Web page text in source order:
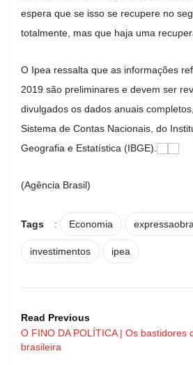
espera que se isso se recupere no
totalmente, mas que haja uma
O Ipea ressalta que as informações
2019 são preliminares e devem ser
divulgados os dados anuais
Sistema de Contas Nacionais, do
Geografia e Estatística (IBGE).
(Agência Brasil)
Tags : Economia
investimentos ipea
Read Previous
O FINO DA POLÍTICA | Os bastidores
brasileira